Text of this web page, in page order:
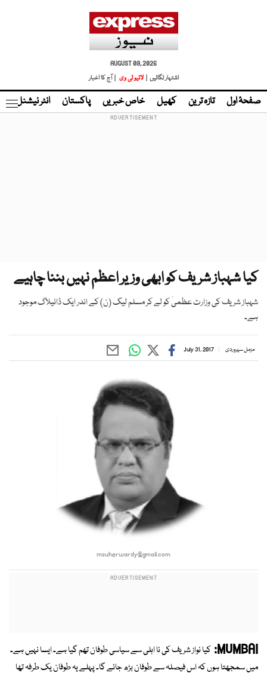
AUGUST 09, 2026
اشتہار لگائیں |
لائیو ٹی وی | آج کا اخبار
صفحۂ اول تازہ ترین کھیل خاص خبریں پاکستان انٹر نیشنل
کیا شہباز شریف کو ابھی وزیر اعظم نہیں بننا چاہیے
شہباز شریف کی وزارت عظمیٰ کو لے کر مسلم لیگ (ن) کے اندر ایک ڈائیلاگ موجود
ہے۔
مزمل سہروردی July 31, 2017
msuherwardy@gmail.com
MUMBAI: کیا نواز شریف کی نا اہلی سے سیاسی طوفان تھم گیا ہے۔ ایسا نہیں ہے۔
میں سمجھتا ہوں کہ اس فیصلہ سے طوفان بڑھ جائے گا۔ پہلے یہ طوفان یک طرفہ تھا